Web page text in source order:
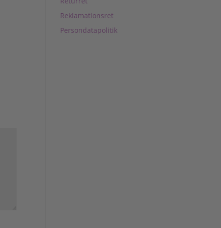
Reklamationsret
Persondatapolitik